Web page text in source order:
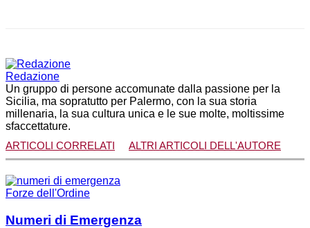
Redazione
Un gruppo di persone accomunate dalla passione per la
Sicilia, ma sopratutto per Palermo, con la sua storia
millenaria, la sua cultura unica e le sue molte, moltissime
sfaccettature.
ARTICOLI CORRELATI
ALTRI ARTICOLI DELL'AUTORE
Forze dell'Ordine
Numeri di Emergenza